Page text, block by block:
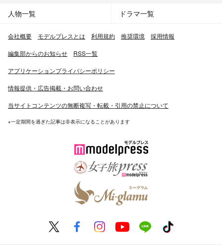
人物一覧 ドラマ一覧
会社概要 モデルプレスとは 利用規約 推奨環境 採用情報
編集部からのお知らせ RSS一覧
アプリケーションプライバシーポリシー
情報提供・広告掲載・お問い合わせ
当サイトコンテンツの無断複写・転載・引用の禁止について
※一定期間を過ぎた記事は非表示になることがあります